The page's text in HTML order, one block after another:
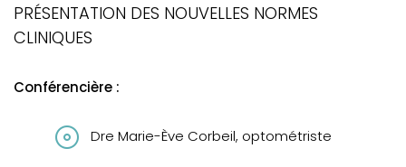
PRÉSENTATION DES NOUVELLES NORMES
CLINIQUES
Conférencière :
Dre Marie-Ève Corbeil, optométriste